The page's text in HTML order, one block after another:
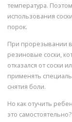
температура.
использования
порок.
При прорезывании
резиновые соски,
отказался от соски
применять
снятия боли.
Но как отучить
это